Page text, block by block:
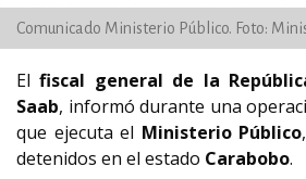
Comunicado Ministerio Público. Foto:
Elfiscal general de la
Saab, informó durante una
que ejecuta el Ministerio Público
detenidos en el estado Carabobo.